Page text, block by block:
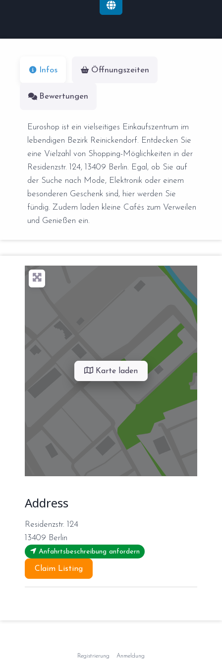
Infos Öffnungszeiten
Bewertungen
Euroshop ist ein vielseitiges Einkaufszentrum im
lebendigen Bezirk Reinickendorf. Entdecken Sie
eine Vielzahl von Shopping-Möglichkeiten in der
Residenzstr. 124, 13409 Berlin. Egal, ob Sie auf
der Suche nach Mode, Elektronik oder einem
besonderen Geschenk sind, hier werden Sie
fündig. Zudem laden kleine Cafés zum Verweilen
und Genießen ein.
Karte laden
Address
Residenzstr. 124
13409 Berlin
Anfahrtsbeschreibung anfordern
Claim Listing
Registrierung Anmeldung